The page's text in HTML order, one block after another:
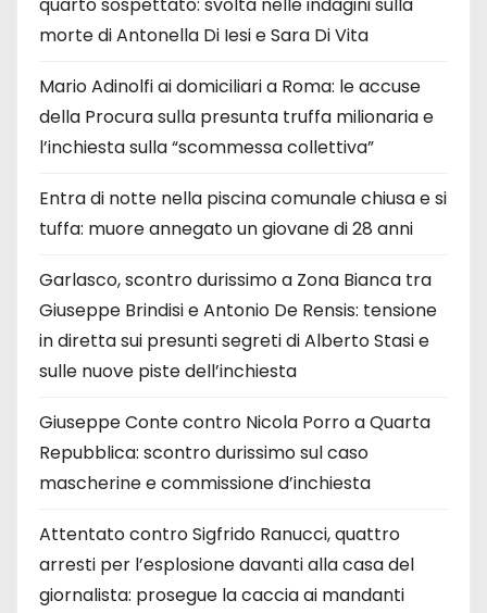
morte di Antonella Di Iesi e Sara Di Vita
Mario Adinolfi ai domiciliari a Roma: le accuse
della Procura sulla presunta truffa milionaria e
l’inchiesta sulla “scommessa collettiva”
Entra di notte nella piscina comunale chiusa e si
tuffa: muore annegato un giovane di 28 anni
Garlasco, scontro durissimo a Zona Bianca tra
Giuseppe Brindisi e Antonio De Rensis: tensione
in diretta sui presunti segreti di Alberto Stasi e
sulle nuove piste dell’inchiesta
Giuseppe Conte contro Nicola Porro a Quarta
Repubblica: scontro durissimo sul caso
mascherine e commissione d’inchiesta
Attentato contro Sigfrido Ranucci, quattro
arresti per l’esplosione davanti alla casa del
giornalista: prosegue la caccia ai mandanti